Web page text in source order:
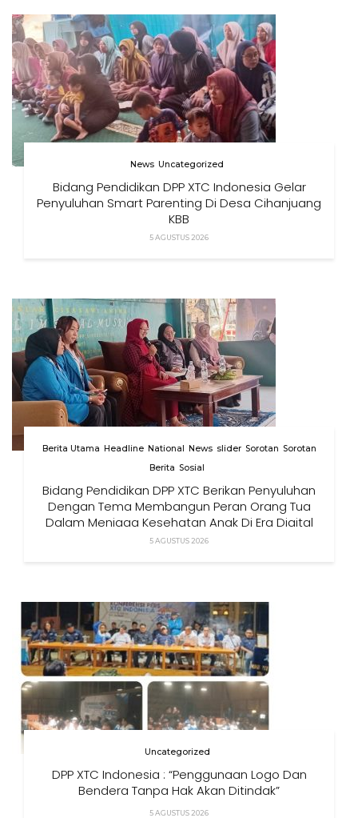
News Uncategorized
Bidang Pendidikan DPP XTC Indonesia Gelar
Penyuluhan Smart Parenting Di Desa Cihanjuang
KBB
5 AGUSTUS 2026
Berita Utama Headline National News slider Sorotan Sorotan
Berita Sosial
Bidang Pendidikan DPP XTC Berikan Penyuluhan
Dengan Tema Membangun Peran Orang Tua
Dalam Menjaga Kesehatan Anak Di Era Digital
5 AGUSTUS 2026
Uncategorized
DPP XTC Indonesia : “Penggunaan Logo Dan
Bendera Tanpa Hak Akan Ditindak”
5 AGUSTUS 2026